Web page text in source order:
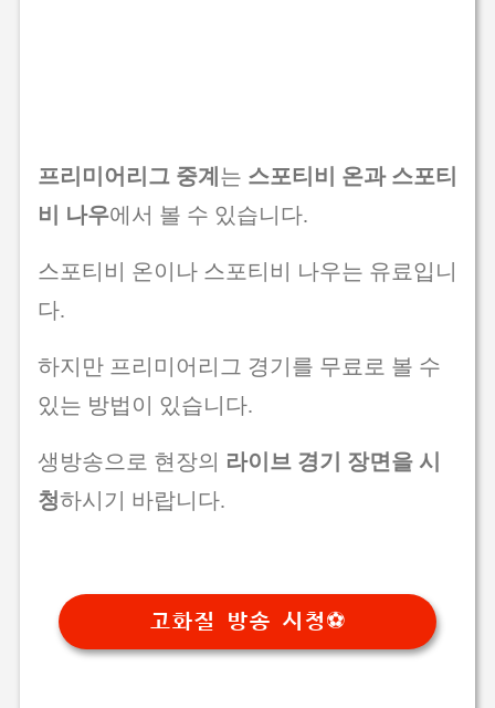
프리미어리그 중계는 스포티비 온과 스포티
비 나우에서 볼 수 있습니다.
스포티비 온이나 스포티비 나우는 유료입니
다.
하지만 프리미어리그 경기를 무료로 볼 수
있는 방법이 있습니다.
생방송으로 현장의 라이브 경기 장면을 시
청하시기 바랍니다.
고화질 방송 시청⚽